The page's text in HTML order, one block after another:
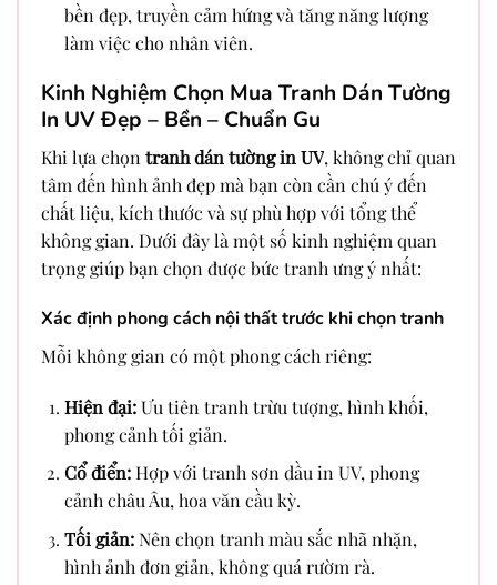
bền đẹp, truyền cảm hứng và tăng năng lượng
làm việc cho nhân viên.
Kinh Nghiệm Chọn Mua Tranh Dán Tường
In UV Đẹp – Bền – Chuẩn Gu
Khi lựa chọntranh dán tường in UV, không chỉ quan
tâm đến hình ảnh đẹp mà bạn còn cần chú ý đến
chất liệu, kích thước và sự phù hợp với tổng thể
không gian. Dưới đây là một số kinh nghiệm quan
trọng giúp bạn chọn được bức tranh ưng ý nhất:
Xác định phong cách nội thất trước khi chọn tranh
Mỗi không gian có một phong cách riêng:
Hiện đại:Ưu tiên tranh trừu tượng, hình khối,
phong cảnh tối giản.
Cổ điển:Hợp với tranh sơn dầu in UV, phong
cảnh châu Âu, hoa văn cầu kỳ.
Tối giản:Nên chọn tranh màu sắc nhã nhặn,
hình ảnh đơn giản, không quá rườm rà.